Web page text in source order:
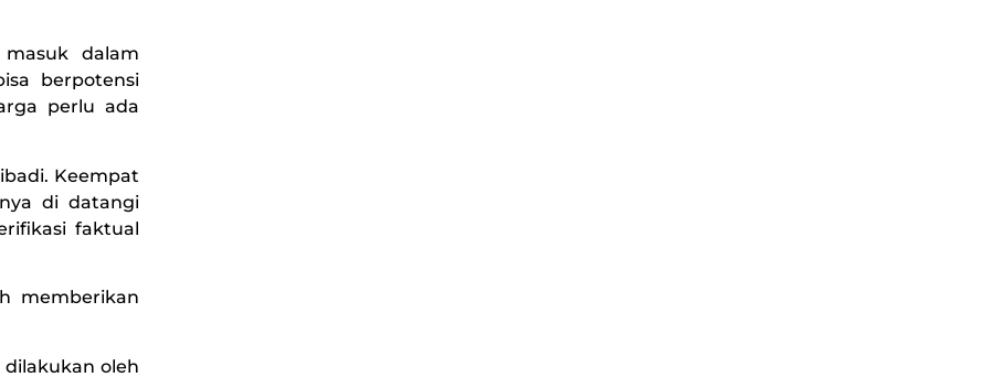
dalam
berpotensi
perlu ada
Keempat
di datangi
faktual
memberikan
oleh